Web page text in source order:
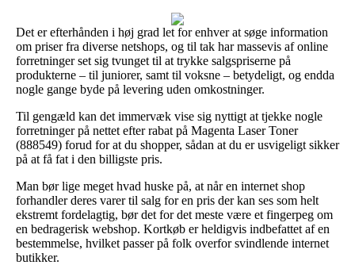
Det er efterhånden i høj grad let for enhver at søge information
om priser fra diverse netshops, og til tak har massevis af online
forretninger set sig tvunget til at trykke salgspriserne på
produkterne – til juniorer, samt til voksne – betydeligt, og endda
nogle gange byde på levering uden omkostninger.
Til gengæld kan det immervæk vise sig nyttigt at tjekke nogle
forretninger på nettet efter rabat på Magenta Laser Toner
(888549) forud for at du shopper, sådan at du er usvigeligt sikker
på at få fat i den billigste pris.
Man bør lige meget hvad huske på, at når en internet shop
forhandler deres varer til salg for en pris der kan ses som helt
ekstremt fordelagtig, bør det for det meste være et fingerpeg om
en bedragerisk webshop. Kortkøb er heldigvis indbefattet af en
bestemmelse, hvilket passer på folk overfor svindlende internet
butikker.